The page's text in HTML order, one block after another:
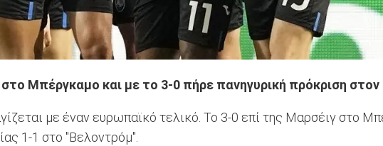
Μπέργκαμο και με το 3-0 πήρε πανηγυρική πρόκριση στον
με έναν ευρωπαϊκό τελικό. Το 3-0 επί της Μαρσέιγ στο
1-1 στο "Βελοντρόμ".